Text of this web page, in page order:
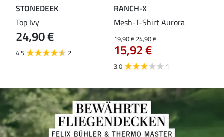
STONEDEEK
Top Ivy
24,90 €
4.5 2
RANCH-X
Mesh-T-Shirt Aurora
19,90 €24,90 €
15,92 €
3.0 1